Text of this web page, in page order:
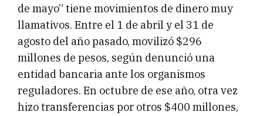
de mayo” tiene movimientos de dinero muy
llamativos. Entre el 1 de abril y el 31 de
agosto del año pasado, movilizó $296
millones de pesos, según denunció una
entidad bancaria ante los organismos
reguladores. En octubre de ese año, otra vez
hizo transferencias por otros $400 millones,